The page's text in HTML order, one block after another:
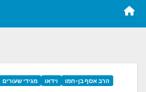
הרב אסף בן-חמו וידאו מגידי שעורים